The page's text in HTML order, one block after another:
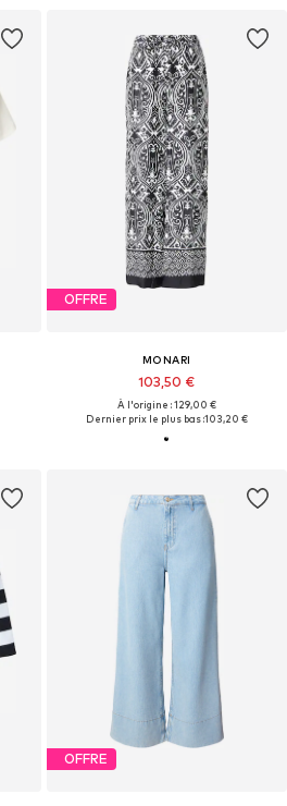
OFFRE
MONARI
103,50 €
À l'origine : 129,00 €
Dernier prix le plus bas :103,20 €
OFFRE